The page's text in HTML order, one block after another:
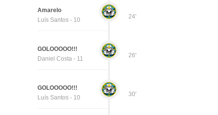
24'
Amarelo
Luís Santos - 10
26'
GOLOOOOO!!!
Daniel Costa - 11
30'
GOLOOOOO!!!
Luís Santos - 10